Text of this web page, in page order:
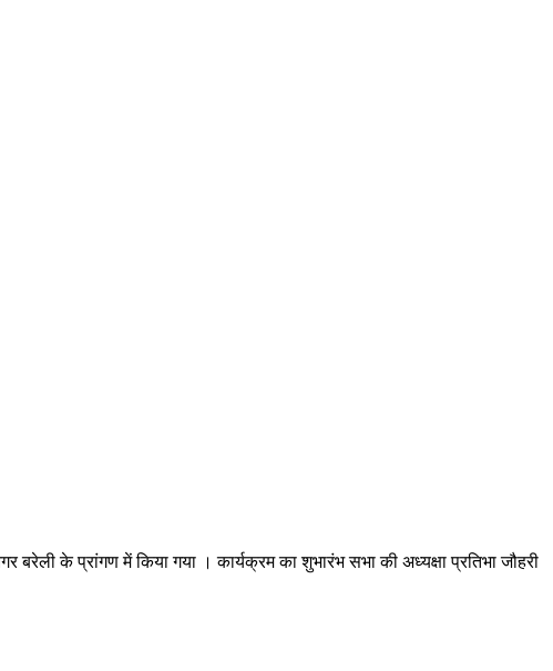
बरेली के प्रांगण में किया गया । कार्यक्रम का शुभारंभ सभा की अध्यक्षा प्रतिभा जौहरी